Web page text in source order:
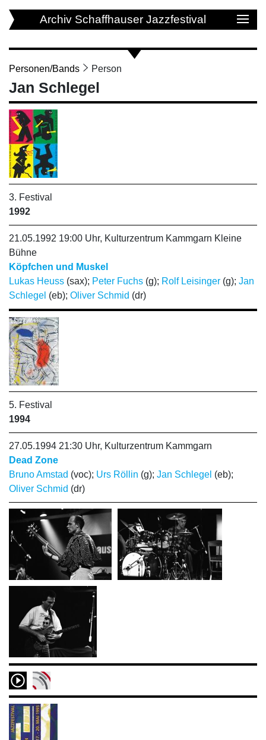
Archiv Schaffhauser Jazzfestival
Personen/Bands Person
Jan Schlegel
3. Festival
1992
21.05.1992 19:00 Uhr, Kulturzentrum Kammgarn Kleine
Bühne
Köpfchen und Muskel
Lukas Heuss (sax); Peter Fuchs (g); Rolf Leisinger (g); Jan
Schlegel (eb); Oliver Schmid (dr)
5. Festival
1994
27.05.1994 21:30 Uhr, Kulturzentrum Kammgarn
Dead Zone
Bruno Amstad (voc); Urs Röllin (g); Jan Schlegel (eb);
Oliver Schmid (dr)